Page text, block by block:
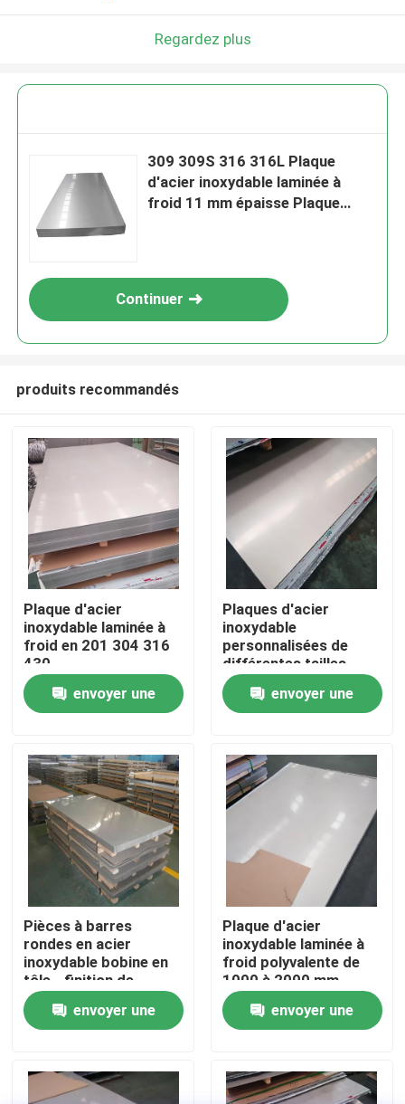
Aperçu
Produits
Vidéos
A propos de nous
Visite d'usine
Contrôle de la qualité
Contact
nouvelles
Demande de soumission
Regardez plus
309 309S 316 316L Plaque
d'acier inoxydable laminée à
froid 11 mm épaisse Plaque
Continuer
produits recommandés
Plaque d'acier
inoxydable laminée à
froid en 201 304 316
430
envoyer une
Plaques d'acier
inoxydable
personnalisées de
différentes tailles
envoyer une
Pièces à barres
rondes en acier
inoxydable bobine en
tôle - finition de
surface 2B
envoyer une
Plaque d'acier
inoxydable laminée à
froid polyvalente de
1000 à 2000 mm
envoyer une